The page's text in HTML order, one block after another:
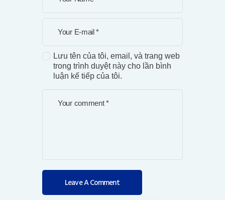
Lưu tên của tôi, email, và trang web
trong trình duyệt này cho lần bình
luận kế tiếp của tôi.